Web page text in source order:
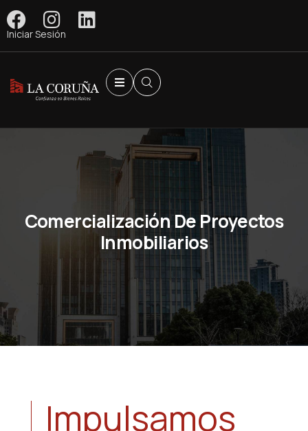
Iniciar Sesión
Comercialización De Proyectos
Inmobiliarios
Impulsamos